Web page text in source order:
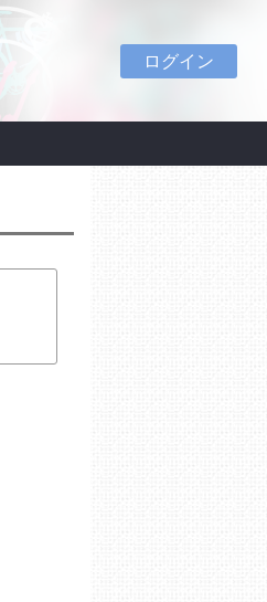
ログイン